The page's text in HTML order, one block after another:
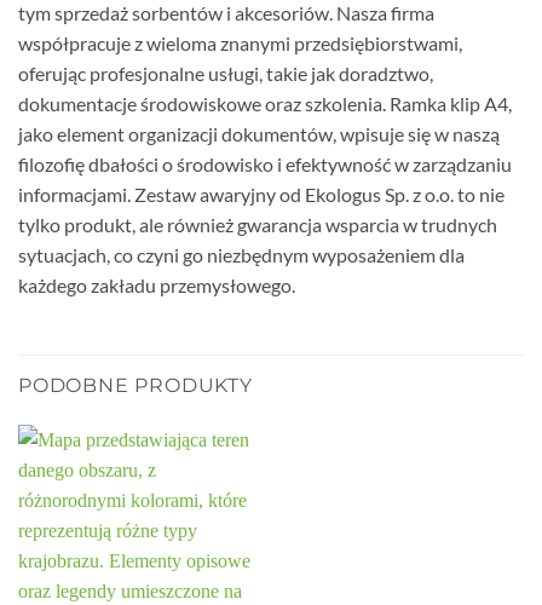
tym sprzedaż sorbentów i akcesoriów. Nasza firma
współpracuje z wieloma znanymi przedsiębiorstwami,
oferując profesjonalne usługi, takie jak doradztwo,
dokumentacje środowiskowe oraz szkolenia. Ramka klip A4,
jako element organizacji dokumentów, wpisuje się w naszą
filozofię dbałości o środowisko i efektywność w zarządzaniu
informacjami. Zestaw awaryjny od Ekologus Sp. z o.o. to nie
tylko produkt, ale również gwarancja wsparcia w trudnych
sytuacjach, co czyni go niezbędnym wyposażeniem dla
każdego zakładu przemysłowego.
PODOBNE PRODUKTY